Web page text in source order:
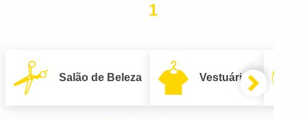
1
Salão de Beleza Vestuário